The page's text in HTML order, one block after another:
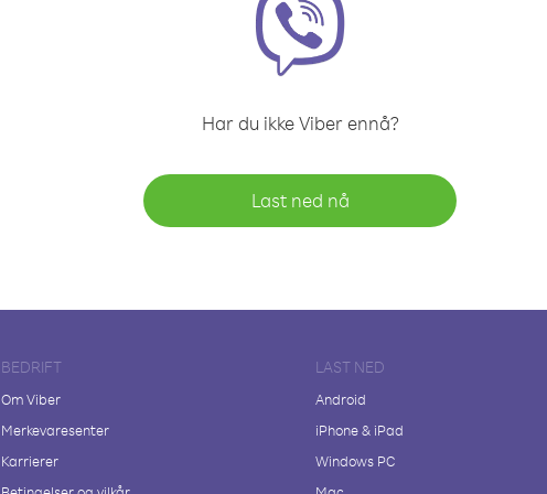
Har du ikke Viber ennå?
Last ned nå
BEDRIFT
Om Viber
Merkevaresenter
Karrierer
LAST NED
Android
iPhone & iPad
Windows PC